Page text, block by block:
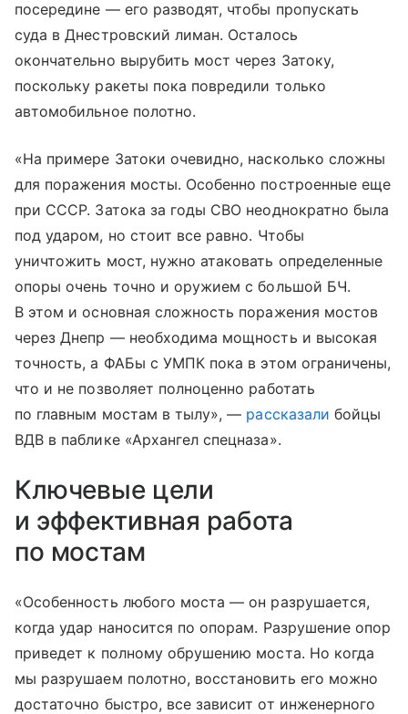
посередине — его разводят, чтобы пропускать
суда в Днестровский лиман. Осталось
окончательно вырубить мост через Затоку,
поскольку ракеты пока повредили только
автомобильное полотно.
«На примере Затоки очевидно, насколько сложны
для поражения мосты. Особенно построенные еще
при СССР. Затока за годы СВО неоднократно была
под ударом, но стоит все равно. Чтобы
уничтожить мост, нужно атаковать определенные
опоры очень точно и оружием с большой БЧ.
В этом и основная сложность поражения мостов
через Днепр — необходима мощность и высокая
точность, а ФАБы с УМПК пока в этом ограничены,
что и не позволяет полноценно работать
по главным мостам в тылу», — рассказали бойцы
ВДВ в паблике «Архангел спецназа».
Ключевые цели
и эффективная работа
по мостам
«Особенность любого моста — он разрушается,
когда удар наносится по опорам. Разрушение опор
приведет к полному обрушению моста. Но когда
мы разрушаем полотно, восстановить его можно
достаточно быстро, все зависит от инженерного